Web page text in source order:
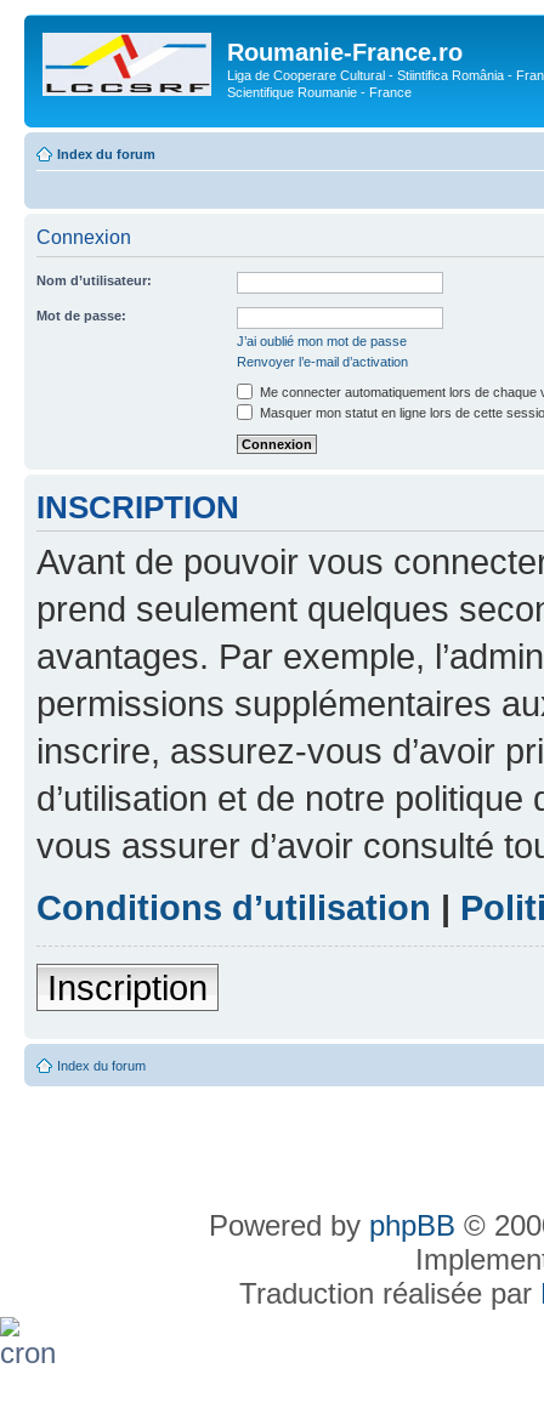
Roumanie-France.ro
Liga de Cooperare Cultural - Stiintifica România -
Scientifique Roumanie - France
Index du forum
Connexion
Nom d’utilisateur:
Mot de passe:
J’ai oublié mon mot de passe
Renvoyer l’e-mail d’activation
Me connecter automatiquement lors de chaque
Masquer mon statut en ligne lors de cette
INSCRIPTION
Avant de pouvoir vous
prend seulement quelques
avantages. Par exemple,
permissions supplémentaires
inscrire, assurez-vous d’avoir
d’utilisation et de notre
vous assurer d’avoir consulté
Conditions d’utilisation |
Inscription
Index du forum
Powered by phpBB ©
Traduction réalisée par